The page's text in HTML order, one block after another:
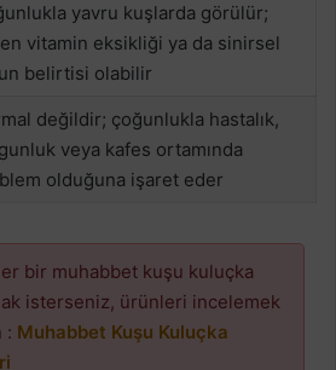
yavru kuşlarda görülür;
vitamin eksikliği ya da sinirsel
belirtisi olabilir
değildir; çoğunlukla hastalık,
veya kafes ortamında
olduğuna işaret eder
bir muhabbet kuşu kuluçka
isterseniz, ürünleri incelemek
: Muhabbet Kuşu Kuluçka